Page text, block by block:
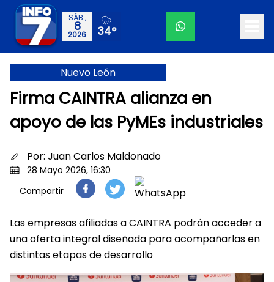
SÁB.,
8
2026 34°
Nuevo León
Firma CAINTRA alianza en
apoyo de las PyMEs industriales
Por: Juan Carlos Maldonado
28 Mayo 2026, 16:30
Compartir
Las empresas afiliadas a CAINTRA podrán acceder a
una oferta integral diseñada para acompañarlas en
distintas etapas de desarrollo